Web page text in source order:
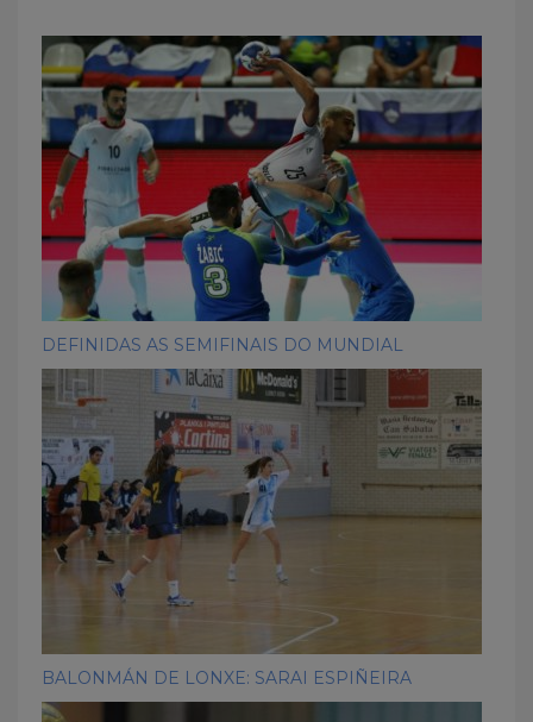
DEFINIDAS AS SEMIFINAIS DO MUNDIAL
BALONMÁN DE LONXE: SARAI ESPIÑEIRA